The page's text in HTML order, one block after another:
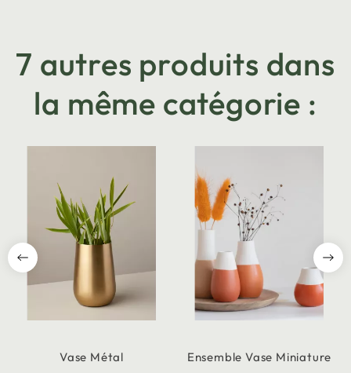
7 autres produits dans
la même catégorie :
Vase Métal Ensemble Vase Miniature